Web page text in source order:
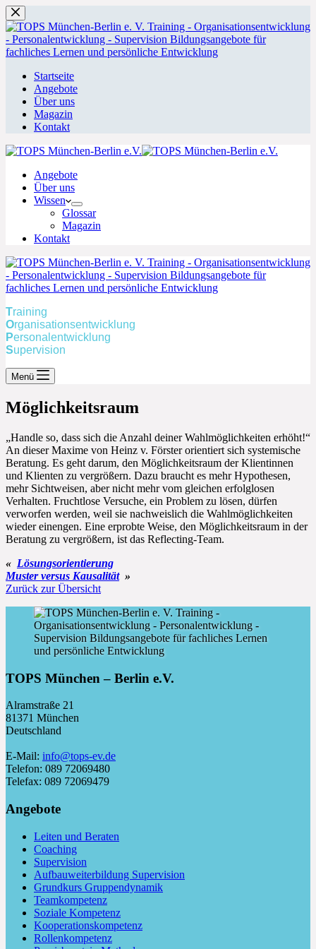
Zum
Inhalt
springen
Startseite
Angebote
Über uns
Magazin
Kontakt
Angebote
Über uns
Wissen
Glossar
Magazin
Kontakt
Training
Organisationsentwicklung
Personalentwicklung
Supervision
Menü
Möglichkeitsraum
„Handle so, dass sich die Anzahl deiner Wahlmöglichkeiten erhöht!“
An dieser Maxime von Heinz v. Förster orientiert sich systemische
Beratung. Es geht darum, den Möglichkeitsraum der Klientinnen
und Klienten zu vergrößern. Dazu braucht es mehr Hypothesen,
mehr Sichtweisen, aber nicht mehr vom gleichen erfolglosen
Verhalten. Fruchtlose Versuche, ein Problem zu lösen, dürfen
verworfen werden, weil sie nachweislich die Wahlmöglichkeiten
wieder einengen. Eine erprobte Weise, den Möglichkeitsraum in der
Beratung zu vergrößern, ist das Reflecting-Team.
« Lösungsorientierung
Muster versus Kausalität »
Zurück zur Übersicht
TOPS München – Berlin e.V.
Alramstraße 21
81371 München
Deutschland
E-Mail: info@tops-ev.de
Telefon: 089 72069480
Telefax: 089 72069479
Angebote
Leiten und Beraten
Coaching
Supervision
Aufbauweiterbildung Supervision
Grundkurs Gruppendynamik
Teamkompetenz
Soziale Kompetenz
Kooperationskompetenz
Rollenkompetenz